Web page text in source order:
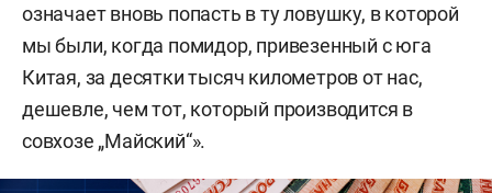
означает вновь попасть в ту ловушку, в которой
мы были, когда помидор, привезенный с юга
Китая, за десятки тысяч километров от нас,
дешевле, чем тот, который производится в
совхозе „Майский“».